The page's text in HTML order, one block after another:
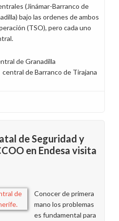
(Jinámar-Barranco de
bajo las ordenes de ambos
(TSO), pero cada uno
de Granadilla
central de Barranco de Tirajana
de Seguridad y
en Endesa visita
Conocer de primera
mano los problemas
es fundamental para